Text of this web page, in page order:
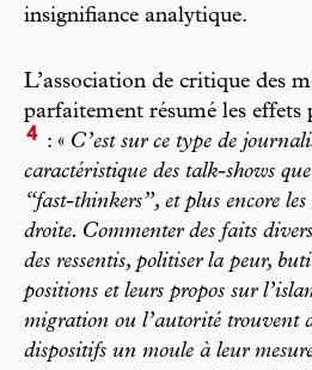
insignifiance analytique.
L’association de critique des
parfaitement résumé les
4 : « C’est sur ce type de
caractéristique des talk-shows
“fast-thinkers”, et plus encore
droite. Commenter des faits
des ressentis, politiser la peur,
positions et leurs propos sur
migration ou l’autorité trouvent
dispositifs un moule à leur